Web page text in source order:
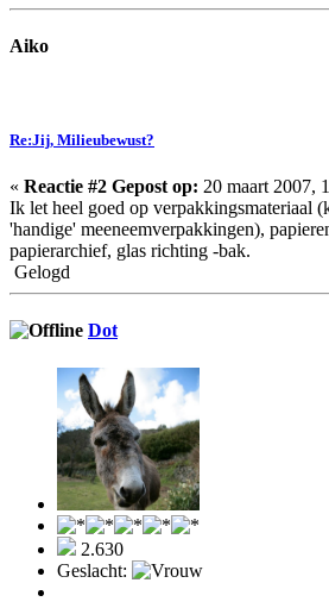
Aiko
Re:Jij, Milieubewust?
« Reactie #2 Gepost op: 20 maart 2007,
Ik let heel goed op verpakkingsmateriaal
'handige' meeneemverpakkingen),
papierarchief, glas richting -bak.
Gelogd
Dot
2.630
Geslacht: